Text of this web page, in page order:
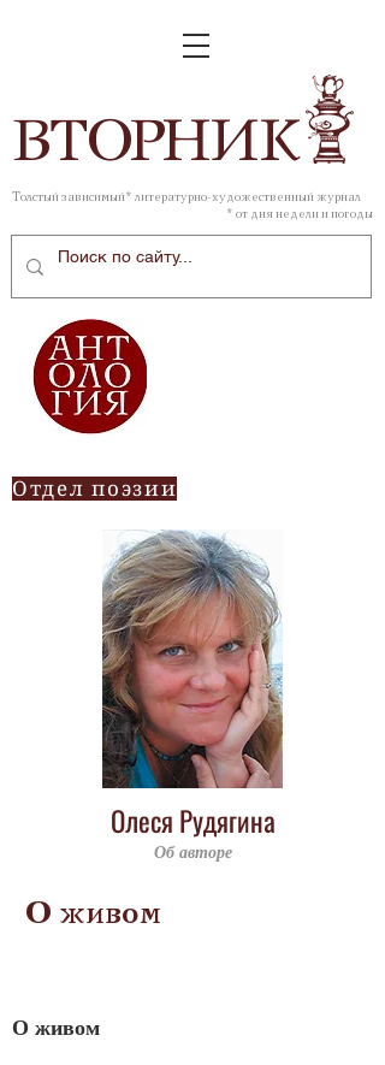
ВТОРНИК
Толстый зависимый* литературно-художественный журнал
* от дня недели и погоды
Отдел поэзии
Олеся Рудягина
Об авторе
О живом
О живом